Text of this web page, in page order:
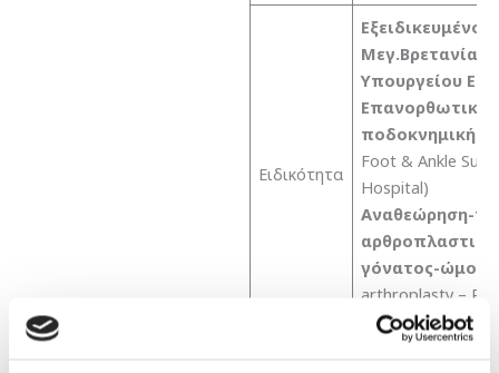
Ειδικότητα
Μεγ.Βρετανία
Υπουργείου
Επανορθωτική
ποδοκνημικής
Foot & Ankle
Hospital)
Αναθεώρηση-
γόνατος-ώμου
arthroplasty –
Princess